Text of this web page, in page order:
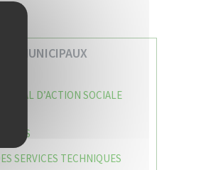
MUNICIPAUX
D’ACTION SOCIALE
SERVICES TECHNIQUES